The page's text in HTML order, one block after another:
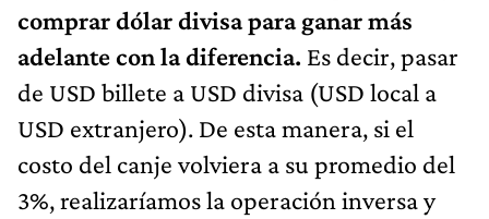
comprar dólar divisa para ganar más
adelante con la diferencia. Es decir, pasar
de USD billete a USD divisa (USD local a
USD extranjero). De esta manera, si el
costo del canje volviera a su promedio del
3%, realizaríamos la operación inversa y